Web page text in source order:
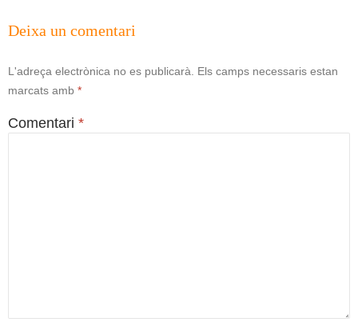
Deixa un comentari
L'adreça electrònica no es publicarà. Els camps necessaris estan
marcats amb *
Comentari *